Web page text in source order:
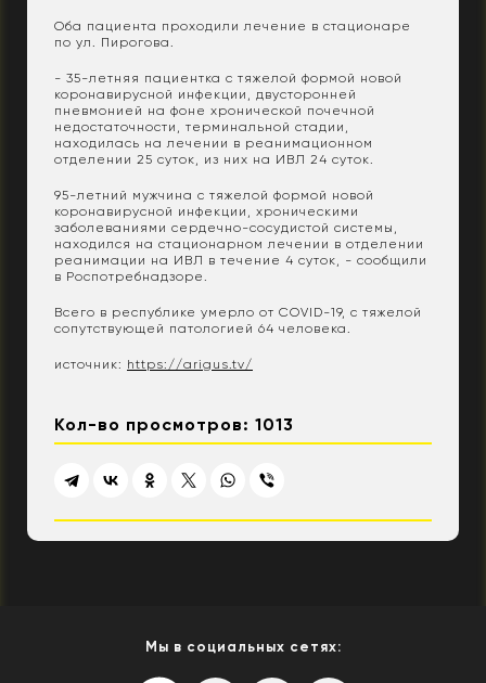
Оба пациента проходили лечение в стационаре
по ул. Пирогова.
- 35-летняя пациентка с тяжелой формой новой
коронавирусной инфекции, двусторонней
пневмонией на фоне хронической почечной
недостаточности, терминальной стадии,
находилась на лечении в реанимационном
отделении 25 суток, из них на ИВЛ 24 суток.
95-летний мужчина с тяжелой формой новой
коронавирусной инфекции, хроническими
заболеваниями сердечно-сосудистой системы,
находился на стационарном лечении в отделении
реанимации на ИВЛ в течение 4 суток, - сообщили
в Роспотребнадзоре.
Всего в республике умерло от COVID-19, с тяжелой
сопутствующей патологией 64 человека.
источник: https://arigus.tv/
Кол-во просмотров: 1013
Мы в социальных сетях: